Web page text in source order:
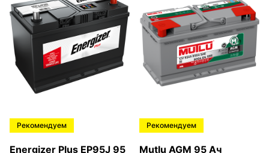
Рекомендуем
Energizer Plus EP95J 95
Рекомендуем
Mutlu AGM 95 Ач